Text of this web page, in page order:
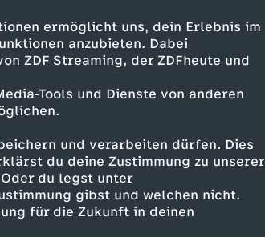
ermöglicht uns, dein Erlebnis im
anzubieten. Dabei
ZDF Streaming, der ZDFheute und
Tools und Dienste von anderen
und verarbeiten dürfen. Dies
du deine Zustimmung zu unserer
du legst unter
gibst und welchen nicht.
für die Zukunft in deinen
Hier leben Sol, seine
Von nichts und
wieder etwas schiefgeht,